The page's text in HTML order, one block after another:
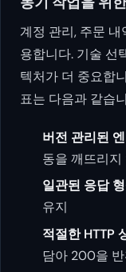
계정 관리, 주문 내
용합니다. 기술 선
텍처가 더 중요합
표는 다음과 같습
버전 관리된
동을 깨뜨리
일관된 응답
유지
적절한 HTTP
담아 200을